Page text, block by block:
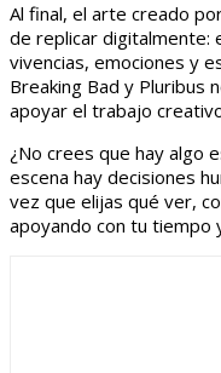
Al final, el arte creado
de replicar digitalmente:
vivencias, emociones y
Breaking Bad y Pluribus
apoyar el trabajo
¿No crees que hay algo
escena hay decisiones
vez que elijas qué ver,
apoyando con tu tiempo